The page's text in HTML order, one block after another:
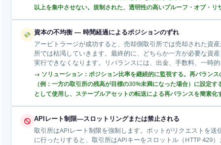
以上を集中させない。規制された、透明性の高いプルーフ・オブ・
資本の不均衡 — 時間経過によるポジションのずれ
アービトラージが成功すると、売却側取引所では売却された資
所では枯渇していきます。最終的に、どちらか一方が必要な資
実行できなくなります。リバランスには、出金、手数料、一時
→ ソリューション：ポジション比率を継続的に監視する。再バラン
（例：一方の取引所の残高が目標の30%未満になった場合）に設定
として使用し、ステーブルアセットの転送による再バランスを簡素化
APIレート制限—スロットリングまたは禁止される
取引所はAPIレート制限を強制します。ボットがリクエストを送
に行ったりすると、取引所はAPIキーをスロットル（HTTP 429